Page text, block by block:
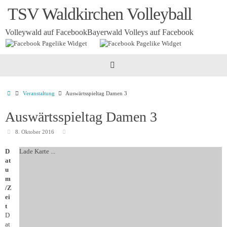
InhaltTSV Waldkirchen Volleyball
Volleywald auf FacebookBayerwald Volleys auf Facebook
Startseite
Veranstaltung Auswärtsspieltag Damen 3
Auswärtsspieltag Damen 3
8. Oktober 2016
Lade Karte ...
D
at
u
m
/Z
ei
t
D
at